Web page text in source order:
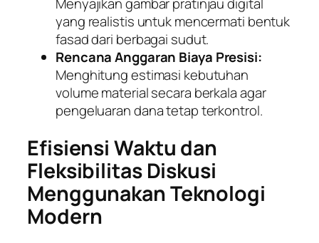
Menyajikan gambar pratinjau digital
yang realistis untuk mencermati bentuk
fasad dari berbagai sudut.
Rencana Anggaran Biaya Presisi:
Menghitung estimasi kebutuhan
volume material secara berkala agar
pengeluaran dana tetap terkontrol.
Efisiensi Waktu dan
Fleksibilitas Diskusi
Menggunakan Teknologi
Modern